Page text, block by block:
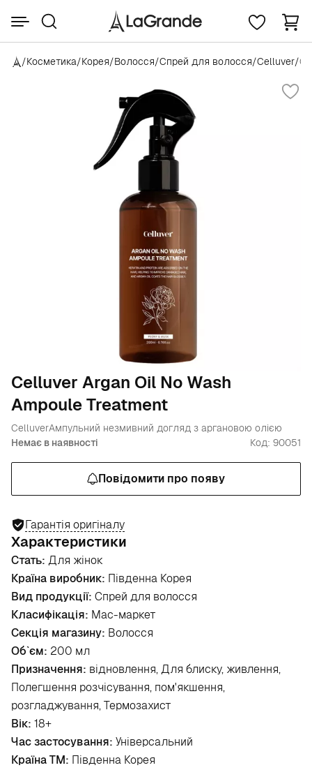
/Косметика/Корея/Волосся/Спрей для волосся/Celluver/
Celluver Argan Oil No Wash
Ampoule Treatment
CelluverАмпульний незмивний догляд з аргановою олією
Немає в наявності
Код: 90051
Повідомити про появу
Гарантія оригіналу
Характеристики
Стать: Для жінок
Країна виробник: Південна Корея
Вид продукції: Спрей для волосся
Класифікація: Мас-маркет
Секція магазину: Волосся
Об`єм: 200 мл
Призначення: відновлення, Для блиску, живлення,
Полегшення розчісування, пом'якшення,
розгладжування, Термозахист
Вік: 18+
Час застосування: Універсальний
Країна ТМ: Південна Корея